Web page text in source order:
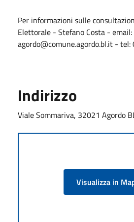
Per informazioni sulle
Elettorale - Stefano Costa - email:
agordo@comune.agordo.bl.it -
Indirizzo
Viale Sommariva, 32021 Agordo
Visualizza in